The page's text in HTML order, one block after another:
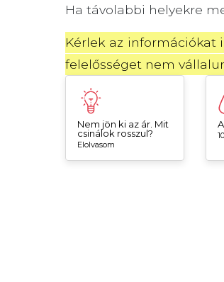
Ha távolabbi helyekre
Kérlek az információkat
felelősséget nem
Nem jön ki az ár. Mit
csinálok rosszul?
Elolvasom